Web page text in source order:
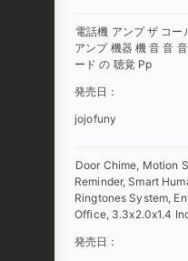
電話機 アンプ ザ コ
アンプ 機器 機 音 音
ード の 聴覚 Pp
発売日：
jojofuny
Door Chime, Motion
Reminder, Smart
Ringtones System,
Office, 3.3x2.0x1.4
発売日：